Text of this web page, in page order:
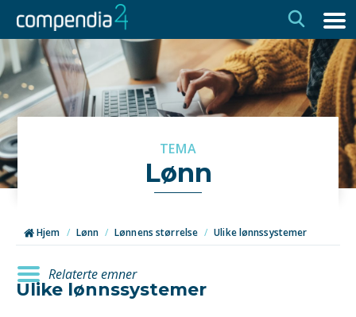
navigasjon
innhold
TEMA
Lønn
Hjem / Lønn / Lønnens størrelse / Ulike lønnssystemer
Relaterte emner
Ulike lønnssystemer